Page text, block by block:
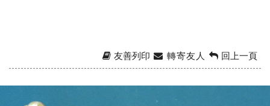
友善列印 轉寄友人 回上一頁